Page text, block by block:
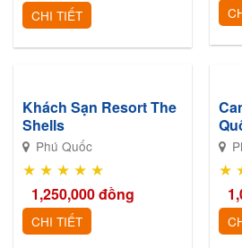
CHI TIẾT
Khách Sạn Resort The
Shells
Phú Quốc
★ ★ ★ ★ ★
1,250,000đồng
CHI TIẾT
★